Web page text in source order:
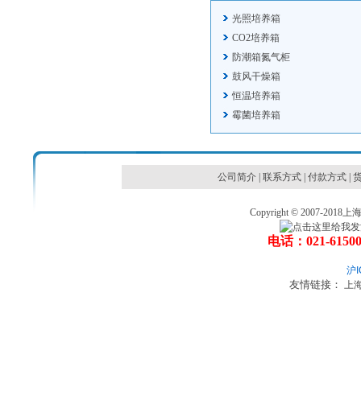
光照培养箱
CO2培养箱
防潮箱氮气柜
鼓风干燥箱
恒温培养箱
霉菌培养箱
公司简介 联系方式 付款方式
Copyright © 2007-2018上
电话：021-
沪
友情链接： 上